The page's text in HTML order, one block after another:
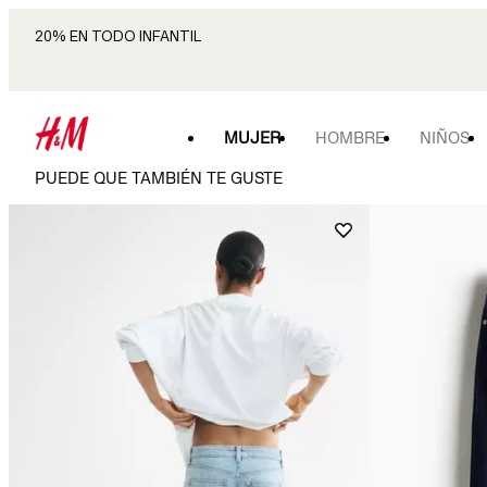
20% EN TODO INFANTIL
MUJER HOMBRE NIÑOS
PUEDE QUE TAMBIÉN TE GUSTE